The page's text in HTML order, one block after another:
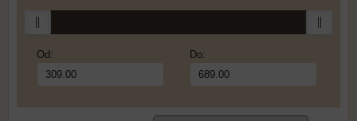
Od: Do: